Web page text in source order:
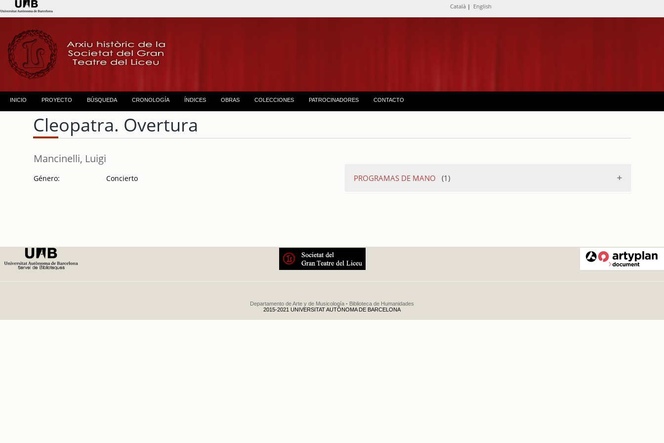
Català | English
INICIO PROYECTO BÚSQUEDA CRONOLOGÍA ÍNDICES OBRAS COLECCIONES PATROCINADORES CONTACTO
Cleopatra. Overtura
Mancinelli, Luigi
Género: Concierto PROGRAMAS DE MANO (1)
Departamento de Arte y de Musicología - Biblioteca de Humanidades
2015-2021 UNIVERSITAT AUTÒNOMA DE BARCELONA